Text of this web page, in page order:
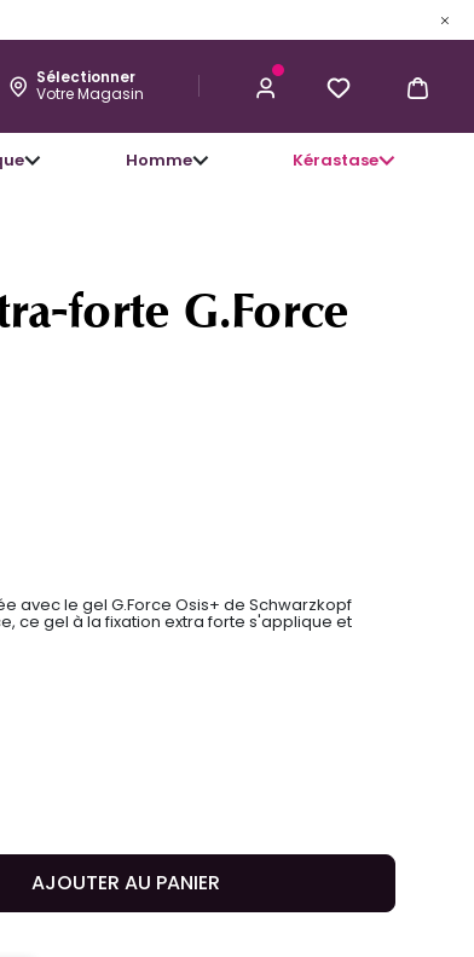
Sélectionner
Votre Magasin
Homme Kérastase
J’ACHÈTE
forte G.Force
avec le gel G.Force Osis+ de Schwarzkopf
ce gel à la fixation extra forte s'applique et
AJOUTER AU PANIER